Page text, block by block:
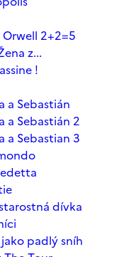
Orwell 2+2=5
z...
!
a Sebastián
a Sebastián 2
a Sebastian 3
dívka
padlý sníh